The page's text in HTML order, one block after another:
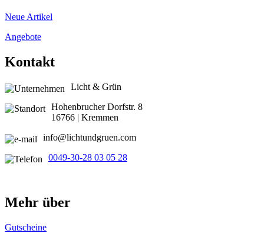
Neue Artikel
Angebote
Kontakt
Licht & Grün
Hohenbrucher Dorfstr. 8
16766 | Kremmen
info@lichtundgruen.com
0049-30-28 03 05 28
Mehr über
Gutscheine